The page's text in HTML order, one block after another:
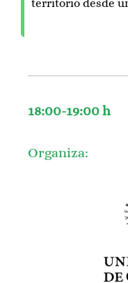
territorio desde
18:00-19:00 h
Organiza: